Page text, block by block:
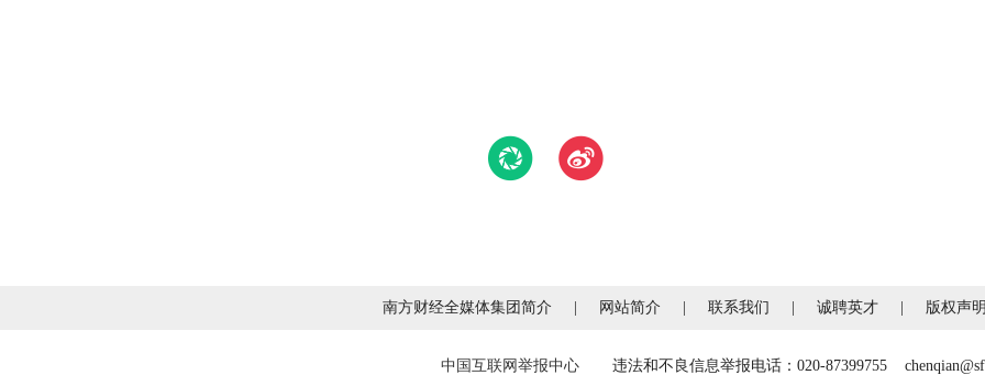
南方财经全媒体集团简介 网站简介 联系我们 诚聘英才 版权声
中国互联网举报中心 违法和不良信息举报电话：020-87399755